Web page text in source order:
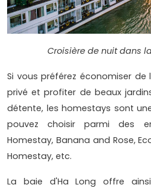
Croisière de nuit dans
Si vous préférez économiser
privé et profiter de beaux
détente, les homestays sont
pouvez choisir parmi des
Homestay, Banana and Rose,
Homestay, etc.
La baie d'Ha Long offre